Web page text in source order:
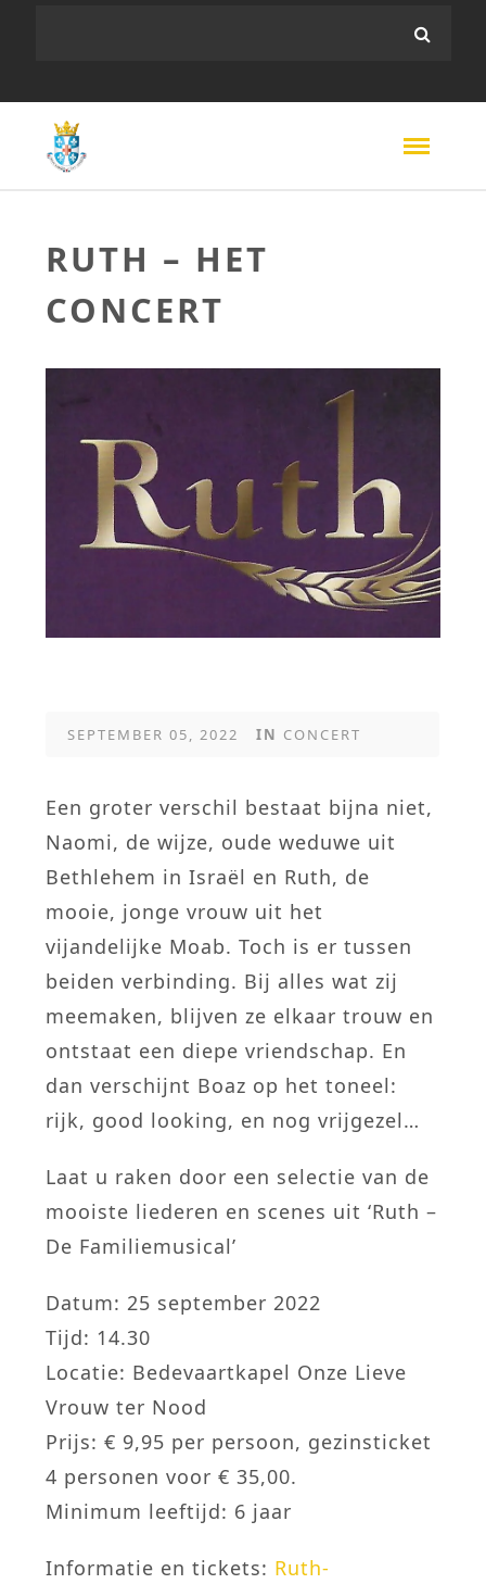
RUTH – HET
CONCERT
SEPTEMBER 05, 2022 IN CONCERT
Een groter verschil bestaat bijna niet,
Naomi, de wijze, oude weduwe uit
Bethlehem in Israël en Ruth, de
mooie, jonge vrouw uit het
vijandelijke Moab. Toch is er tussen
beiden verbinding. Bij alles wat zij
meemaken, blijven ze elkaar trouw en
ontstaat een diepe vriendschap. En
dan verschijnt Boaz op het toneel:
rijk, good looking, en nog vrijgezel…
Laat u raken door een selectie van de
mooiste liederen en scenes uit ‘Ruth –
De Familiemusical’
Datum: 25 september 2022
Tijd: 14.30
Locatie: Bedevaartkapel Onze Lieve
Vrouw ter Nood
Prijs: € 9,95 per persoon, gezinsticket
4 personen voor € 35,00.
Minimum leeftijd: 6 jaar
Informatie en tickets: Ruth-